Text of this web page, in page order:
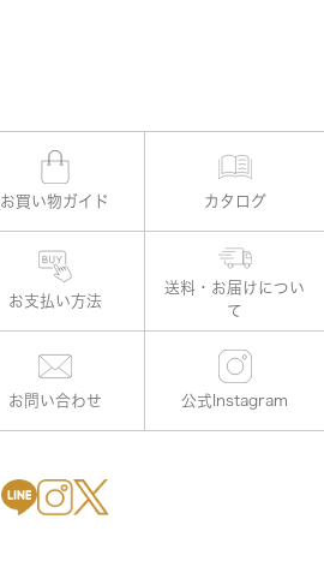
お買い物ガイド カタログ
お支払い方法
お問い合わせ 公式Instagram